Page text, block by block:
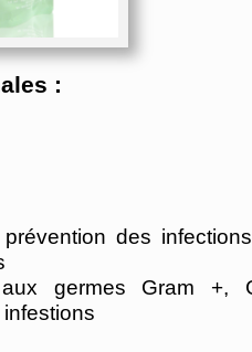
:
des
germes Gram +,